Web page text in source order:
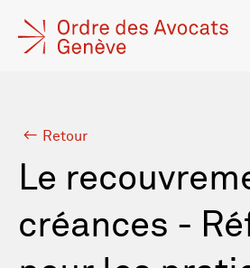
Retour
Le
créances -